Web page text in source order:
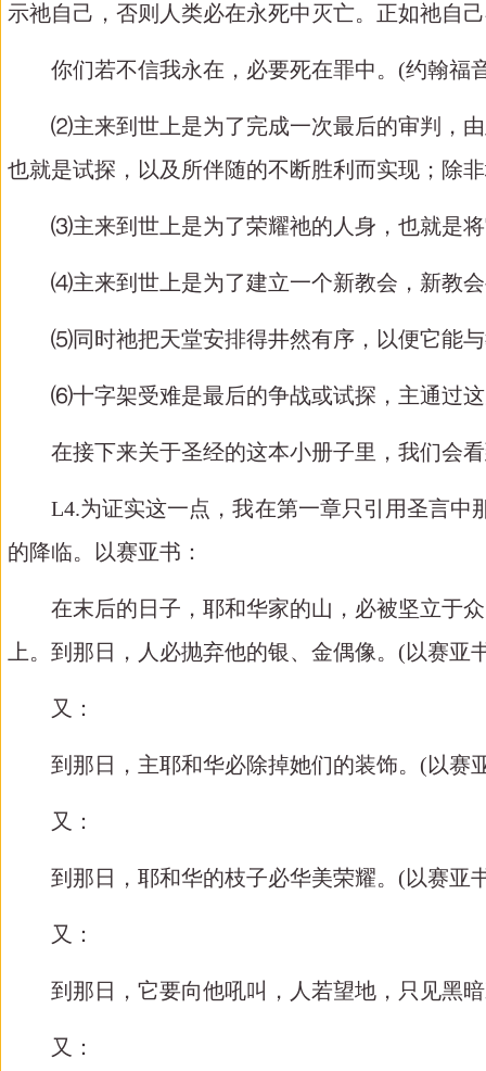
示祂自己，否则人类必在永死中灭亡。正如祂自
你们若不信我永在，必要死在罪中。 (约翰福
⑵主来到世上是为了完成一次最后的审判，
也就是试探，以及所伴随的不断胜利而实现；除
⑶主来到世上是为了荣耀祂的人身，也就是
⑷主来到世上是为了建立一个新教会，新教
⑸同时祂把天堂安排得井然有序，以便它能
⑹十字架受难是最后的争战或试探，主通过
在接下来关于圣经的这本小册子里，我们会看
L4.为证实这一点，我在第一章只引用圣言中
的降临。以赛亚书：
在末后的日子，耶和华家的山，必被坚立于众
上。到那日，人必抛弃他的银、金偶像。 (以赛亚
又：
到那日，主耶和华必除掉她们的装饰。 (以赛
又：
到那日，耶和华的枝子必华美荣耀。 (以赛亚
又：
到那日，它要向他吼叫，人若望地，只见黑暗
又：